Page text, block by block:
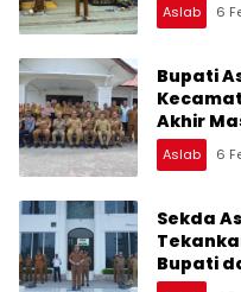
Aslab 6
Bupati
Akhir
Aslab 6
Sekda
Bupati